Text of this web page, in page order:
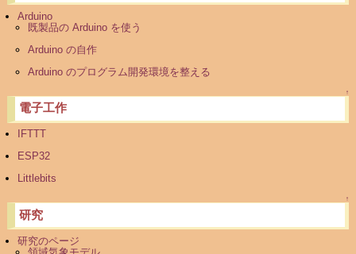
Arduino
既製品の Arduino を使う
Arduino の自作
Arduino のプログラム開発環境を整える
↑
電子工作
IFTTT
ESP32
Littlebits
↑
研究
研究のページ